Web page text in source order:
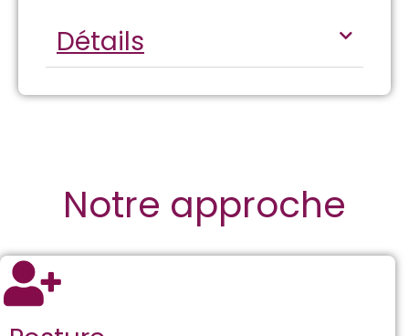
Détails
Notre approche